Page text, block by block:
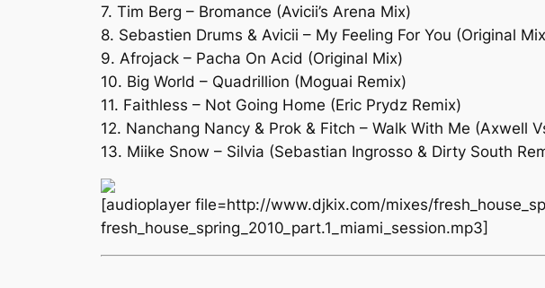
7. Tim Berg – Bromance (Avicii’s Arena Mix)
8. Sebastien Drums & Avicii – My Feeling For You (Original
9. Afrojack – Pacha On Acid (Original Mix)
10. Big World – Quadrillion (Moguai Remix)
11. Faithless – Not Going Home (Eric Prydz Remix)
12. Nanchang Nancy & Prok & Fitch – Walk With Me (Axwell
13. Miike Snow – Silvia (Sebastian Ingrosso & Dirty South
[audioplayer file=http://www.djkix.com/mixes/
fresh_house_spring_2010_part.1_miami_session.mp3]